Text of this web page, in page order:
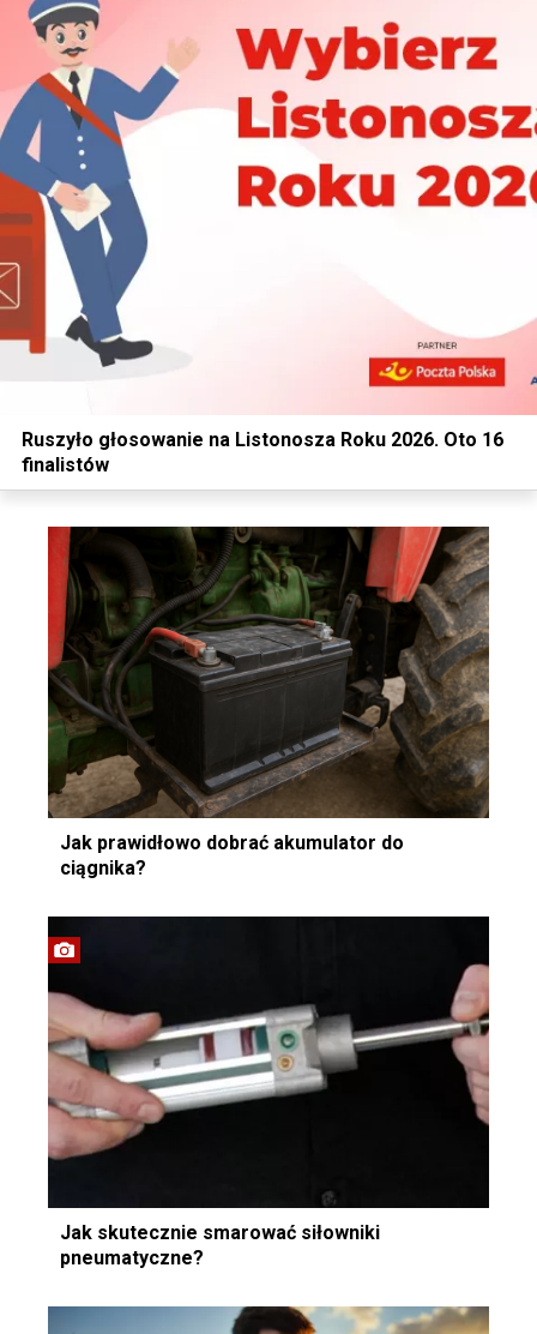
Ruszyło głosowanie na Listonosza Roku 2026. Oto 16
finalistów
Jak prawidłowo dobrać akumulator do
ciągnika?
Jak skutecznie smarować siłowniki
pneumatyczne?